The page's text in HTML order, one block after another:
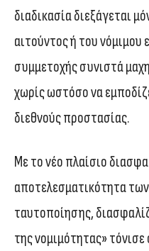
διαδικασία διεξάγεται
αιτούντος ή του
συμμετοχής συνιστά
χωρίς ωστόσο να
διεθνούς προστασίας.
Με το νέο πλαίσιο
αποτελεσματικότητα
ταυτοποίησης,
της νομιμότητας»